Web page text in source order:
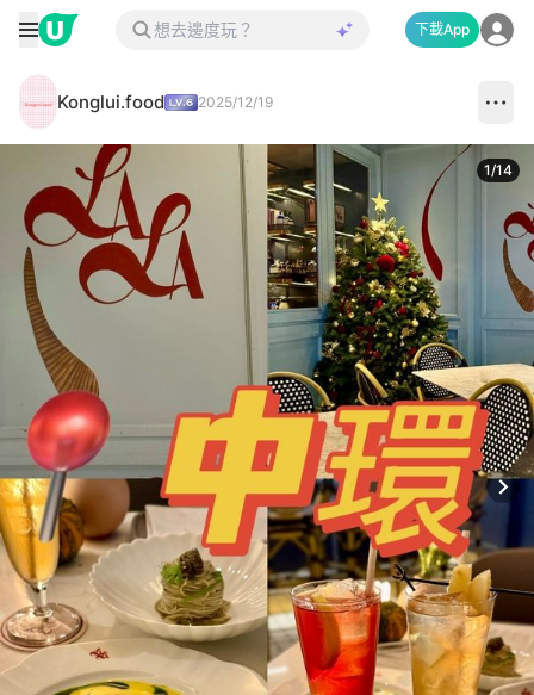
下載App
Konglui.food 2025/12/19
1/14